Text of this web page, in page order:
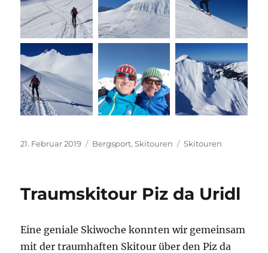
Veröffentlicht
21. Februar 2019 Kategorien
Bergsport,Skitouren Schlagwörter
Skitouren
Traumskitour Piz da Uridl
Eine geniale Skiwoche konnten wir gemeinsam
mit der traumhaften Skitour über den Piz da